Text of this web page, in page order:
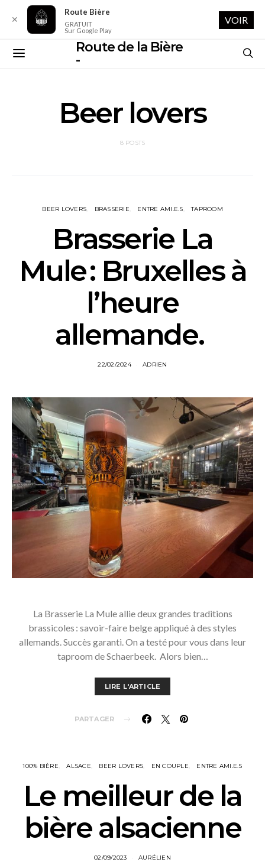
Route de la Bière
-
Beer lovers
8 POSTS
BEER LOVERS BRASSERIE ENTRE AMI.E.S TAPROOM
Brasserie La
Mule : Bruxelles à
l’heure
allemande.
22/02/2024 ADRIEN
La Brasserie La Mule allie deux grandes traditions
brassicoles : savoir-faire belge appliqué à des styles
allemands. Succès garanti. On a testé pour vous dans leur
taproom de Schaerbeek. Alors bien…
LIRE L'ARTICLE
PARTAGER
100% BIÈRE ALSACE BEER LOVERS EN COUPLE ENTRE AMI.E.S
Le meilleur de la
bière alsacienne
02/09/2023 AURÉLIEN
✕
Route Bière
GRATUIT
Sur Google Play
VOIR